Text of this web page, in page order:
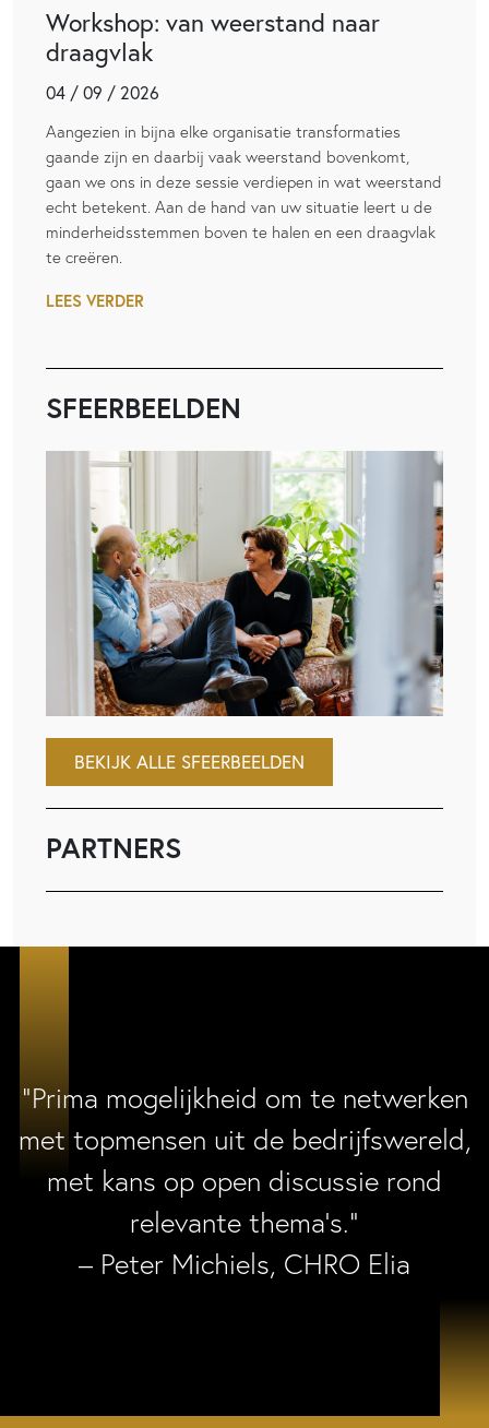
Workshop: van weerstand naar
draagvlak
04 / 09 / 2026
Aangezien in bijna elke organisatie transformaties
gaande zijn en daarbij vaak weerstand bovenkomt,
gaan we ons in deze sessie verdiepen in wat weerstand
echt betekent. Aan de hand van uw situatie leert u de
minderheidsstemmen boven te halen en een draagvlak
te creëren.
LEES VERDER
SFEERBEELDEN
BEKIJK ALLE SFEERBEELDEN
PARTNERS
“Prima mogelijkheid om te netwerken
met topmensen uit de bedrijfswereld,
met kans op open discussie rond
relevante thema’s.”
– Peter Michiels, CHRO Elia